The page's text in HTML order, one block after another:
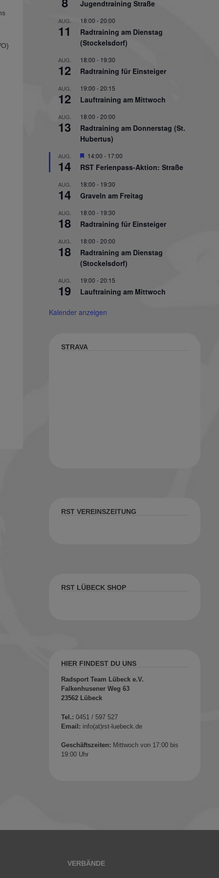
Jugendtraining Straße
AUG.
11
18:00 -20:00
Radtraining am Dienstag
(Stockelsdorf)
AUG.
12
18:00 - 19:30
Radtraining für Einsteiger
AUG.
12
19:00 -20:15
Lauftraining am Mittwoch
AUG.
13
18:00 -20:00
Radtraining am Donnerstag (St.
Hubertus)
AUG.
14
Hervorgehoben
14:00 - 17:00
RST Ferienpass-Aktion: Straße
AUG.
14
18:00 - 19:30
Graveln am Freitag
AUG.
18
18:00 - 19:30
Radtraining für Einsteiger
AUG.
18
18:00 -20:00
Radtraining am Dienstag
(Stockelsdorf)
AUG.
19
19:00 -20:15
Lauftraining am Mittwoch
Kalender anzeigen
STRAVA
RST VEREINSZEITUNG
RST LÜBECK SHOP
HIER FINDEST DU UNS
Radsport Team Lübeck e.V.
Falkenhusener Weg 63
23562 Lübeck
Tel.: 0451 / 597 527
Email: info(at)rst-luebeck.de
Geschäftszeiten: Mittwoch von 17:00 bis
19:00 Uhr
VERBÄNDE